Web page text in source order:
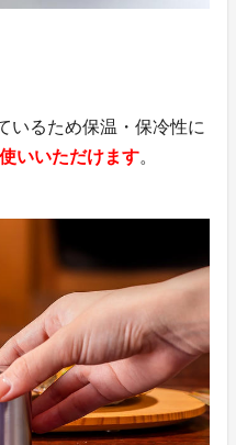
いるため保温・保冷性に
いいただけます。